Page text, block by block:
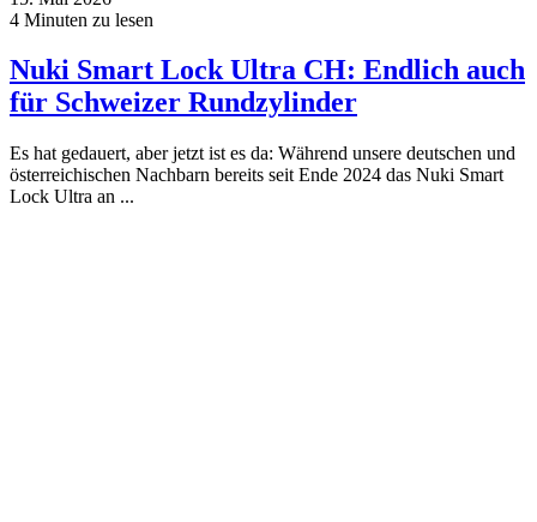
4 Minuten zu lesen
Nuki Smart Lock Ultra CH: Endlich auch
für Schweizer Rundzylinder
Es hat gedauert, aber jetzt ist es da: Während unsere deutschen und
österreichischen Nachbarn bereits seit Ende 2024 das Nuki Smart
Lock Ultra an ...